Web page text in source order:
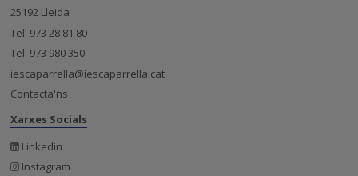
25192 Lleida
Tel: 973 28 81 80
Tel: 973 980 350
iescaparrella@iescaparrella.cat
Contacta'ns
Xarxes Socials
Linkedin
Instagram